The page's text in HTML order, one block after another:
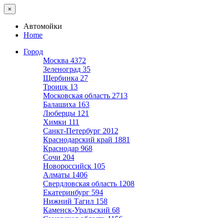
×
Автомойки
Home
Город
Москва 4372
Зеленоград 35
Щербинка 27
Троицк 13
Московская область 2713
Балашиха 163
Люберцы 121
Химки 111
Санкт-Петербург 2012
Краснодарский край 1881
Краснодар 968
Сочи 204
Новороссийск 105
Алматы 1406
Свердловская область 1208
Екатеринбург 594
Нижний Тагил 158
Каменск-Уральский 68